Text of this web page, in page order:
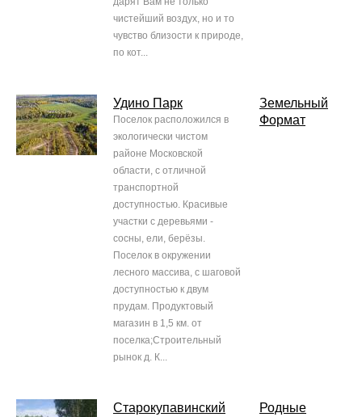
чистейший воздух, но и то
чувство близости к природе,
по кот...
Удино Парк
Поселок расположился в
экологически чистом
районе Московской
области, с отличной
транспортной
доступностью. Красивые
участки с деревьями -
сосны, ели, берёзы.
Поселок в окружении
лесного массива, с шаговой
доступностью к двум
прудам. Продуктовый
магазин в 1,5 км. от
поселка;Строительный
рынок д. К...
Земельный
Формат
Старокупавинский
Родные